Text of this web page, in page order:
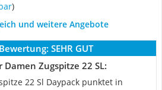
)
und weitere Angebote
SEHR GUT
Zugspitze 22 SL:
22 Sl Daypack punktet in